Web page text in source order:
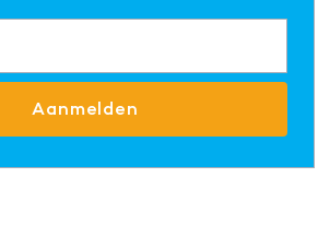
Aanmelden